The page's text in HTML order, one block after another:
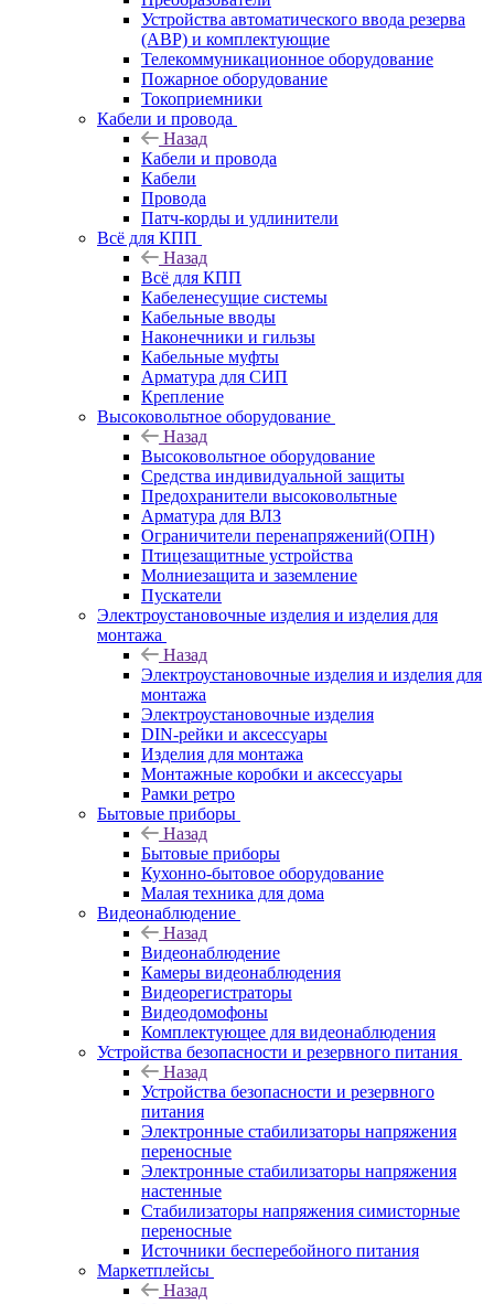
Устройства автоматического ввода резерва
(АВР) и комплектующие
Телекоммуникационное оборудование
Пожарное оборудование
Токоприемники
Кабели и провода
Назад
Кабели и провода
Кабели
Провода
Патч-корды и удлинители
Всё для КПП
Назад
Всё для КПП
Кабеленесущие системы
Кабельные вводы
Наконечники и гильзы
Кабельные муфты
Арматура для СИП
Крепление
Высоковольтное оборудование
Назад
Высоковольтное оборудование
Средства индивидуальной защиты
Предохранители высоковольтные
Арматура для ВЛЗ
Ограничители перенапряжений(ОПН)
Птицезащитные устройства
Молниезащита и заземление
Пускатели
Электроустановочные изделия и изделия для
монтажа
Назад
Электроустановочные изделия и изделия для
монтажа
Электроустановочные изделия
DIN-рейки и аксессуары
Изделия для монтажа
Монтажные коробки и аксессуары
Рамки ретро
Бытовые приборы
Назад
Бытовые приборы
Кухонно-бытовое оборудование
Малая техника для дома
Видеонаблюдение
Назад
Видеонаблюдение
Камеры видеонаблюдения
Видеорегистраторы
Видеодомофоны
Комплектующее для видеонаблюдения
Устройства безопасности и резервного питания
Назад
Устройства безопасности и резервного
питания
Электронные стабилизаторы напряжения
переносные
Электронные стабилизаторы напряжения
настенные
Стабилизаторы напряжения симисторные
переносные
Источники бесперебойного питания
Маркетплейсы
Назад